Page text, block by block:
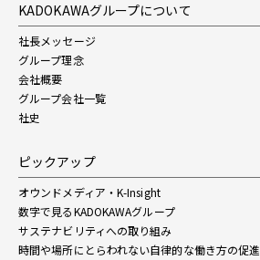
KADOKAWAグループについて
社長メッセージ
グループ理念
会社概要
グループ会社一覧
社史
ピックアップ
オウンドメディア・K-Insight
数字で見るKADOKAWAグループ
サステナビリティへの取り組み
時間や場所にとらわれない自律的な働き方の促進